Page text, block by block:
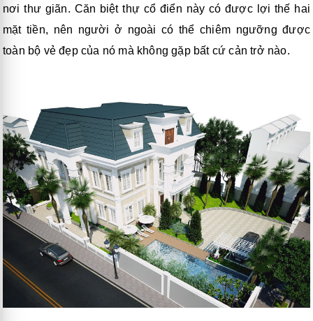
nơi thư giãn. Căn biệt thự cổ điển này có được lợi thế hai
mặt tiền, nên người ở ngoài có thể chiêm ngưỡng được
toàn bộ vẻ đẹp của nó mà không gặp bất cứ cản trở nào.